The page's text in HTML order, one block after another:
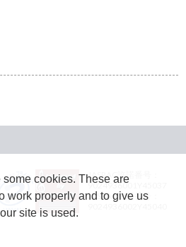
JASRAC許諾番号：
9024936001Y45037
JASRAC許諾番号：
cookies. These are
work properly and to give us
site is used.